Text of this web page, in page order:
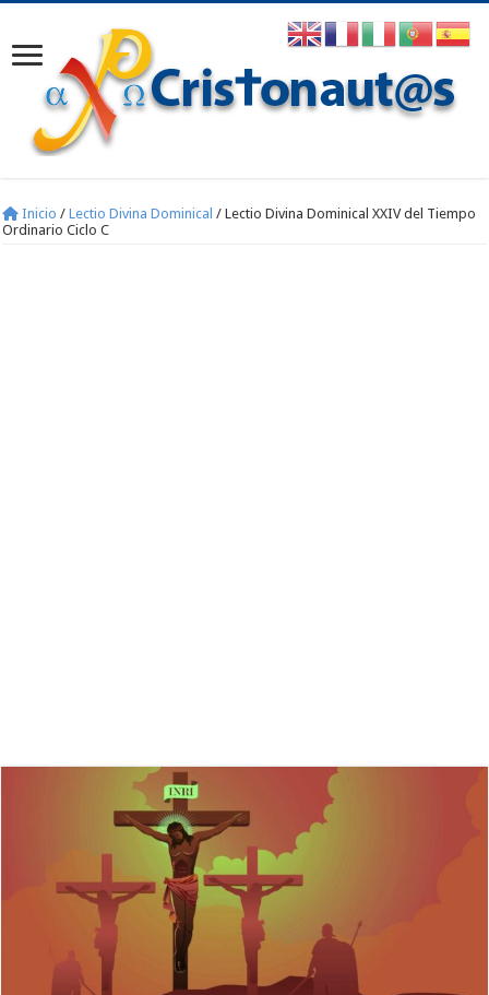
Inicio / Lectio Divina Dominical / Lectio Divina Dominical XXIV del Tiempo
Ordinario Ciclo C